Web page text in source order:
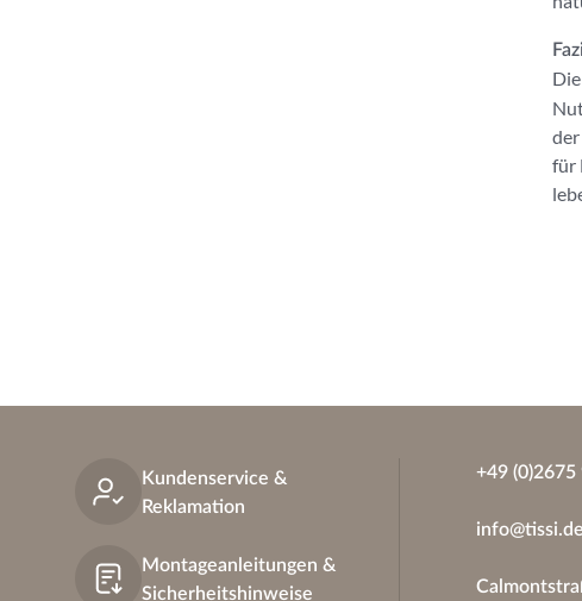
für
Kundenservice &
Reklamation
Montageanleitungen &
Sicherheitshinweise
+49 (0)2675
info@tissi.de